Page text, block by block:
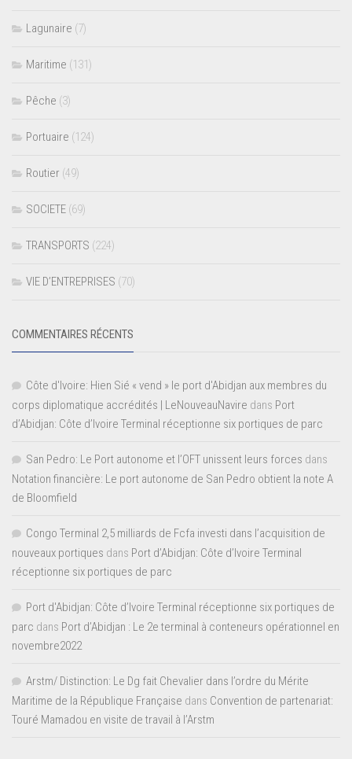
Lagunaire (7)
Maritime (131)
Pêche (3)
Portuaire (124)
Routier (49)
SOCIETE (69)
TRANSPORTS (224)
VIE D’ENTREPRISES (70)
COMMENTAIRES RÉCENTS
Côte d'Ivoire: Hien Sié « vend » le port d'Abidjan aux membres du
corps diplomatique accrédités | LeNouveauNavire dans Port
d’Abidjan: Côte d’Ivoire Terminal réceptionne six portiques de parc
San Pedro: Le Port autonome et l’OFT unissent leurs forces dans
Notation financière: Le port autonome de San Pedro obtient la note A
de Bloomfield
Congo Terminal 2,5 milliards de Fcfa investi dans l’acquisition de
nouveaux portiques dans Port d’Abidjan: Côte d’Ivoire Terminal
réceptionne six portiques de parc
Port d'Abidjan: Côte d’Ivoire Terminal réceptionne six portiques de
parc dans Port d’Abidjan : Le 2e terminal à conteneurs opérationnel en
novembre2022
Arstm/ Distinction: Le Dg fait Chevalier dans l’ordre du Mérite
Maritime de la République Française dans Convention de partenariat:
Touré Mamadou en visite de travail à l’Arstm